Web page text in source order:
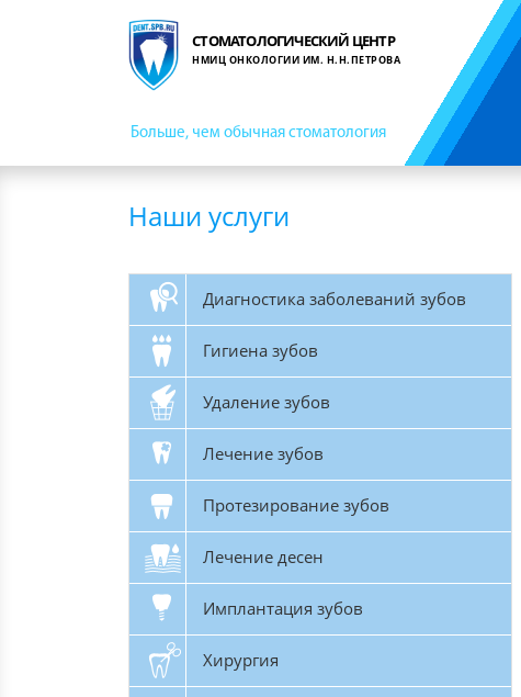
СТОМАТОЛОГИЧЕСКИЙ ЦЕНТР
НМИЦ ОНКОЛОГИИ ИМ. Н.Н.ПЕТРОВА
Больше, чем обычная стоматология
Наши услуги
Диагностика заболеваний зубов
Гигиена зубов
Удаление зубов
Лечение зубов
Протезирование зубов
Лечение десен
Имплантация зубов
Хирургия